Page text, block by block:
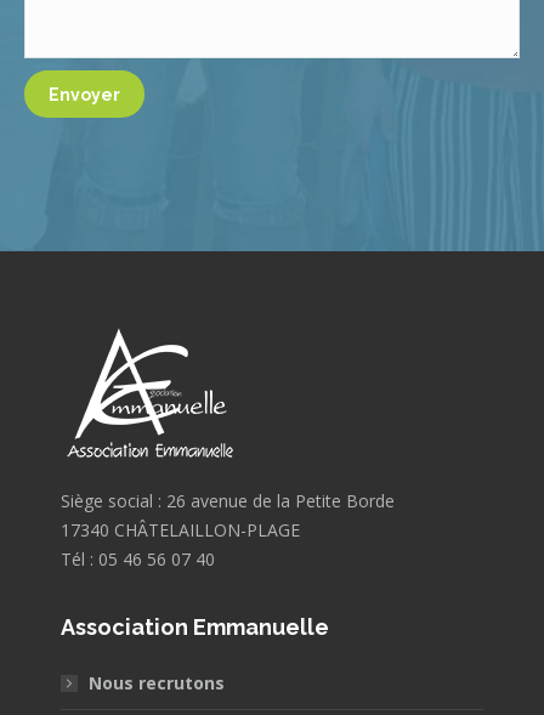
Siège social : 26 avenue de la Petite Borde
17340 CHÂTELAILLON-PLAGE
Tél : 05 46 56 07 40
Association Emmanuelle
Nous recrutons